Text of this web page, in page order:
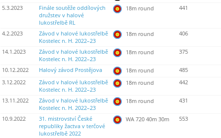
5.3.2023
Finále soutěže oddílových
družstev v halové
lukostřelbě RL
18m round 441
4.2.2023
Závod v halové lukostřelbě
Kostelec n. H. 2022–23
18m round 406
14.1.2023
Závod v halové lukostřelbě
Kostelec n. H. 2022–23
18m round 375
10.12.2022 Halový závod Prostějova 18m round
485
3.12.2022
Závod v halové lukostřelbě
Kostelec n. H. 2022–23
18m round 442
13.11.2022
Závod v halové lukostřelbě
Kostelec n. H. 2022–23
18m round 431
10.9.2022
31. mistrovství České
republiky žactva v terčové
lukostřelbě 2022
WA 720 40m 30m 553